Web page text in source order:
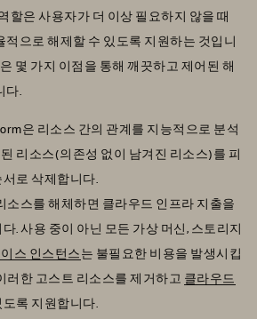
할은 사용자가 더 이상 필요하지 않을 때
으로 해제할 수 있도록 지원하는 것입니
몇 가지 이점을 통해 깨끗하고 제어된 해
다.
은 리소스 간의 관계를 지능적으로 분석
리소스(의존성 없이 남겨진 리소스)를 피
로 삭제합니다.
소스를 해체하면 클라우드 인프라 지출을
. 사용 중이 아닌 모든 가상 머신, 스토리지
스 인스턴스는 불필요한 비용을 발생시킵
러한 고스트 리소스를 제거하고 클라우드
도록 지원합니다.